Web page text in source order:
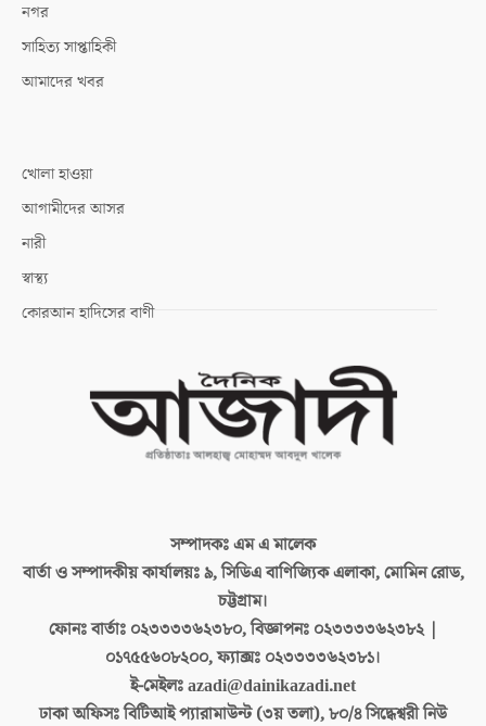
নগর
সাহিত্য সাপ্তাহিকী
আমাদের খবর
খোলা হাওয়া
আগামীদের আসর
নারী
স্বাস্থ্য
কোরআন হাদিসের বাণী
সম্পাদকঃএম এ মালেক
বার্তা ও সম্পাদকীয় কার্যালয়ঃ৯, সিডিএ বাণিজ্যিক এলাকা, মোমিন রোড,
চট্টগ্রাম।
ফোনঃ বার্তাঃ ০২৩৩৩৩৬২৩৮০, বিজ্ঞাপনঃ ০২৩৩৩৩৬২৩৮২ |
০১৭৫৫৬০৮২০০, ফ্যাক্সঃ ০২৩৩৩৩৬২৩৮১।
ই-মেইলঃazadi@dainikazadi.net
ঢাকা অফিসঃবিটিআই প্যারামাউন্ট (৩য় তলা), ৮০/৪ সিদ্ধেশ্বরী নিউ